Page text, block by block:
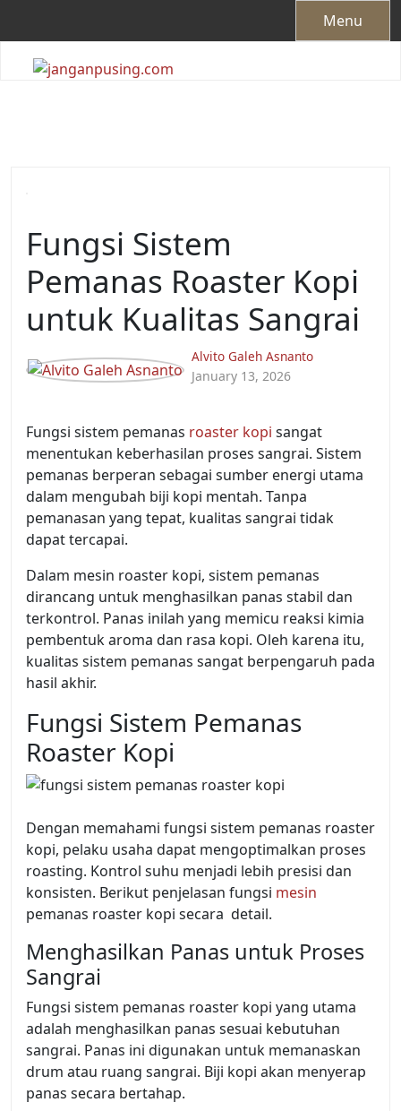
Menu
Fungsi Sistem
Pemanas Roaster Kopi
untuk Kualitas Sangrai
Alvito Galeh Asnanto
January 13, 2026
Fungsi sistem pemanas roaster kopi sangat
menentukan keberhasilan proses sangrai. Sistem
pemanas berperan sebagai sumber energi utama
dalam mengubah biji kopi mentah. Tanpa
pemanasan yang tepat, kualitas sangrai tidak
dapat tercapai.
Dalam mesin roaster kopi, sistem pemanas
dirancang untuk menghasilkan panas stabil dan
terkontrol. Panas inilah yang memicu reaksi kimia
pembentuk aroma dan rasa kopi. Oleh karena itu,
kualitas sistem pemanas sangat berpengaruh pada
hasil akhir.
Fungsi Sistem Pemanas
Roaster Kopi
Dengan memahami fungsi sistem pemanas roaster
kopi, pelaku usaha dapat mengoptimalkan proses
roasting. Kontrol suhu menjadi lebih presisi dan
konsisten. Berikut penjelasan fungsi mesin
pemanas roaster kopi secara detail.
Menghasilkan Panas untuk Proses
Sangrai
Fungsi sistem pemanas roaster kopi yang utama
adalah menghasilkan panas sesuai kebutuhan
sangrai. Panas ini digunakan untuk memanaskan
drum atau ruang sangrai. Biji kopi akan menyerap
panas secara bertahap.